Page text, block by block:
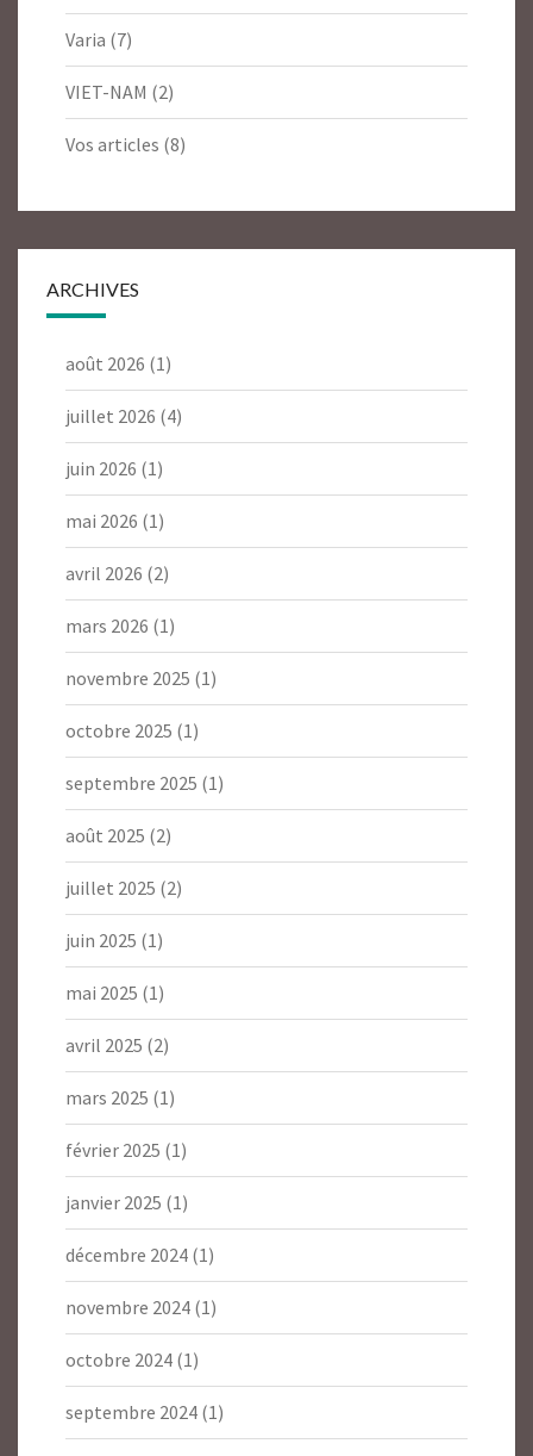
Varia (7)
VIET-NAM (2)
Vos articles (8)
ARCHIVES
août 2026 (1)
juillet 2026 (4)
juin 2026 (1)
mai 2026 (1)
avril 2026 (2)
mars 2026 (1)
novembre 2025 (1)
octobre 2025 (1)
septembre 2025 (1)
août 2025 (2)
juillet 2025 (2)
juin 2025 (1)
mai 2025 (1)
avril 2025 (2)
mars 2025 (1)
février 2025 (1)
janvier 2025 (1)
décembre 2024 (1)
novembre 2024 (1)
octobre 2024 (1)
septembre 2024 (1)